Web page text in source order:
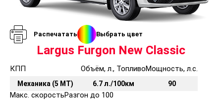
Распечатать Выбрать цвет
Largus Furgon New Classic
КПП
Механика (5 MT)
Объём, л., Топливо
6.7 л./100км
Мощность, л.с.
90
Макс. скоростьРазгон до 100